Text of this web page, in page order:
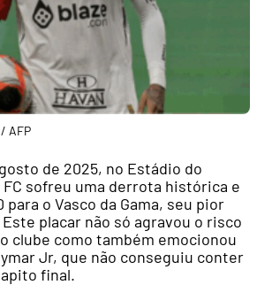
AFP
de 2025, no Estádio do
sofreu uma derrota histórica e
para o Vasco da Gama, seu pior
placar não só agravou o risco
clube como também emocionou
Jr, que não conseguiu conter
final.